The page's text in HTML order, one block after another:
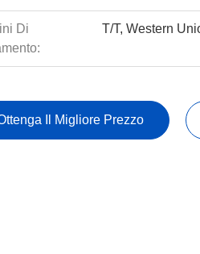
Di
T/T, Western
Il Migliore Prezzo